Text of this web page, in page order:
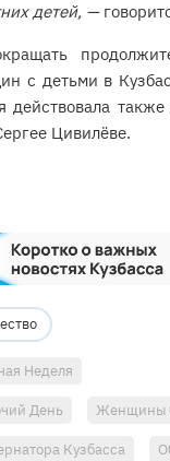
детей, —
с детьми в
действовала
Цивилёве.
Неделя
День Женщины
Кузбасса